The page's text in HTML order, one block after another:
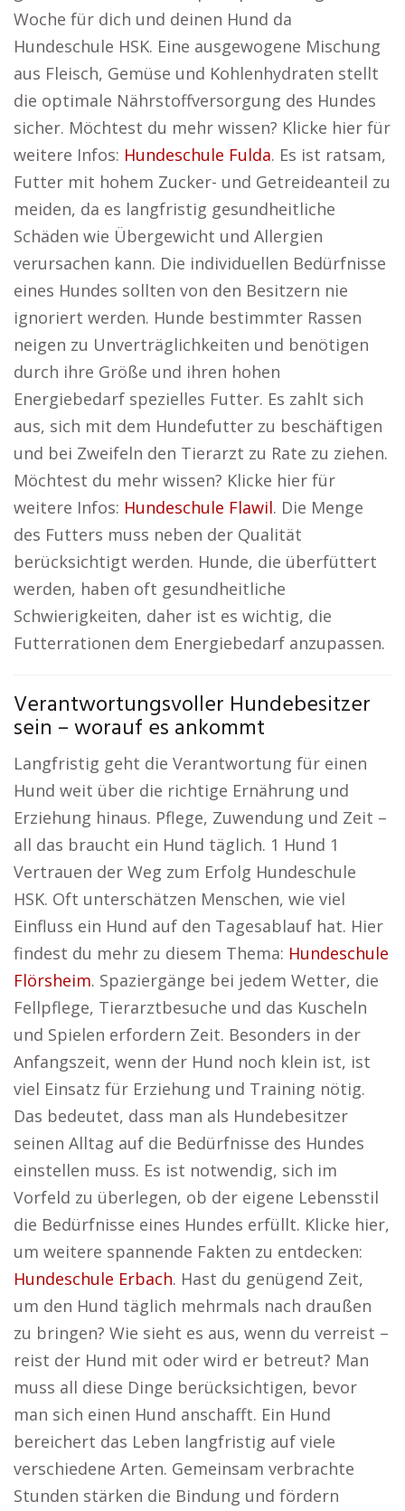
Woche für dich und deinen Hund da
Hundeschule HSK. Eine ausgewogene Mischung
aus Fleisch, Gemüse und Kohlenhydraten stellt
die optimale Nährstoffversorgung des Hundes
sicher. Möchtest du mehr wissen? Klicke hier für
weitere Infos: Hundeschule Fulda. Es ist ratsam,
Futter mit hohem Zucker- und Getreideanteil zu
meiden, da es langfristig gesundheitliche
Schäden wie Übergewicht und Allergien
verursachen kann. Die individuellen Bedürfnisse
eines Hundes sollten von den Besitzern nie
ignoriert werden. Hunde bestimmter Rassen
neigen zu Unverträglichkeiten und benötigen
durch ihre Größe und ihren hohen
Energiebedarf spezielles Futter. Es zahlt sich
aus, sich mit dem Hundefutter zu beschäftigen
und bei Zweifeln den Tierarzt zu Rate zu ziehen.
Möchtest du mehr wissen? Klicke hier für
weitere Infos: Hundeschule Flawil. Die Menge
des Futters muss neben der Qualität
berücksichtigt werden. Hunde, die überfüttert
werden, haben oft gesundheitliche
Schwierigkeiten, daher ist es wichtig, die
Futterrationen dem Energiebedarf anzupassen.
Verantwortungsvoller Hundebesitzer
sein – worauf es ankommt
Langfristig geht die Verantwortung für einen
Hund weit über die richtige Ernährung und
Erziehung hinaus. Pflege, Zuwendung und Zeit –
all das braucht ein Hund täglich. 1 Hund 1
Vertrauen der Weg zum Erfolg Hundeschule
HSK. Oft unterschätzen Menschen, wie viel
Einfluss ein Hund auf den Tagesablauf hat. Hier
findest du mehr zu diesem Thema: Hundeschule
Flörsheim. Spaziergänge bei jedem Wetter, die
Fellpflege, Tierarztbesuche und das Kuscheln
und Spielen erfordern Zeit. Besonders in der
Anfangszeit, wenn der Hund noch klein ist, ist
viel Einsatz für Erziehung und Training nötig.
Das bedeutet, dass man als Hundebesitzer
seinen Alltag auf die Bedürfnisse des Hundes
einstellen muss. Es ist notwendig, sich im
Vorfeld zu überlegen, ob der eigene Lebensstil
die Bedürfnisse eines Hundes erfüllt. Klicke hier,
um weitere spannende Fakten zu entdecken:
Hundeschule Erbach. Hast du genügend Zeit,
um den Hund täglich mehrmals nach draußen
zu bringen? Wie sieht es aus, wenn du verreist –
reist der Hund mit oder wird er betreut? Man
muss all diese Dinge berücksichtigen, bevor
man sich einen Hund anschafft. Ein Hund
bereichert das Leben langfristig auf viele
verschiedene Arten. Gemeinsam verbrachte
Stunden stärken die Bindung und fördern